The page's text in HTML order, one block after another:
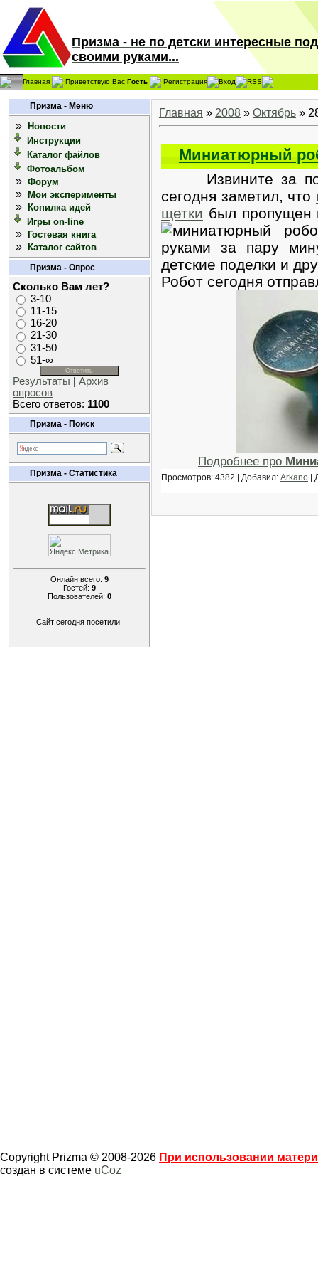
Призма - не по детски интересные
своими руками...
Главная Приветствую Вас Гость Регистрация Вход RSS
Призма - Меню
»
Новости
Инструкции
Каталог файлов
Фотоальбом
» Форум
» Мои эксперименты
»
Копилка идей
Игры on-line
» Гостевая книга
» Каталог сайтов
Призма - Опрос
Сколько Вам лет?
3-10
11-15
16-20
21-30
31-50
51-∞
Результаты
Архив
опросов
Всего ответов: 1100
Призма - Поиск
Призма - Статистика
Онлайн всего: 9
Гостей: 9
Пользователей: 0
Сайт сегодня посетили:
Главная » 2008 » Октябрь »
Миниатюрный
Извините за
сегодня заметил, что
щетки был пропущен
Робот сегодня
Подробнее про
Просмотров: 4382 | Добавил: Arkano |
Copyright Prizma © 2008-2026 При использовании
создан в системе uCoz